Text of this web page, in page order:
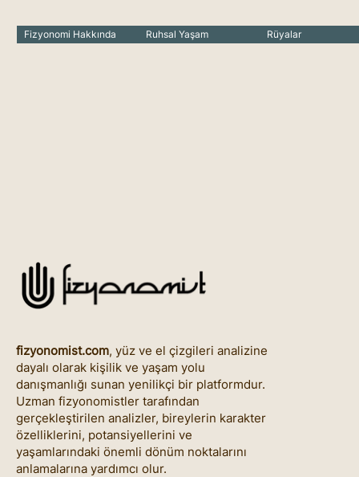
Fizyonomi Hakkında Ruhsal Yaşam Rüyalar
fizyonomist.com, yüz ve el çizgileri analizine
dayalı olarak kişilik ve yaşam yolu
danışmanlığı sunan yenilikçi bir platformdur.
Uzman fizyonomistler tarafından
gerçekleştirilen analizler, bireylerin karakter
özelliklerini, potansiyellerini ve
yaşamlarındaki önemli dönüm noktalarını
anlamalarına yardımcı olur.